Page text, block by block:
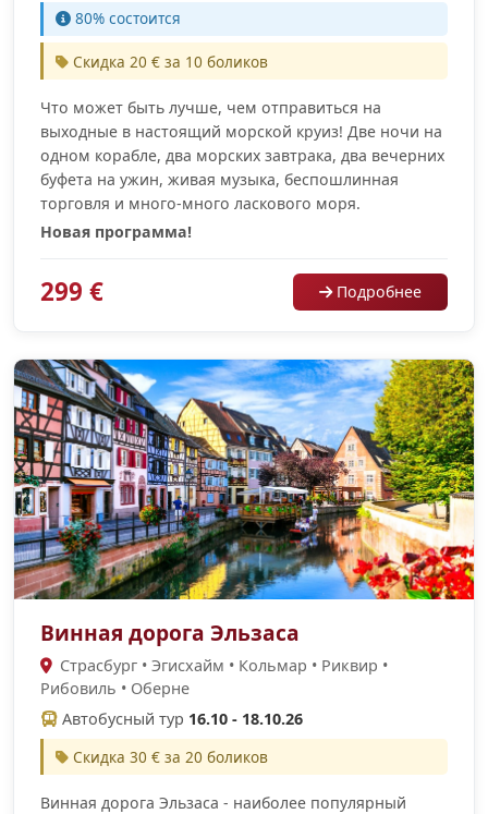
80% состоится
Скидка 20 € за 10 боликов
Что может быть лучше, чем отправиться на
выходные в настоящий морской круиз! Две ночи на
одном корабле, два морских завтрака, два вечерних
буфета на ужин, живая музыка, беспошлинная
торговля и много-много ласкового моря.
Новая программа!
299 € Подробнее
Винная дорога Эльзаса
Страсбург • Эгисхайм • Кольмар • Риквир •
Рибовиль • Оберне
Автобусный тур 16.10 - 18.10.26
Скидка 30 € за 20 боликов
Винная дорога Эльзаса - наиболее популярный